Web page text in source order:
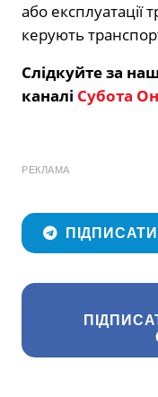
або експлуатації
керують
Слідкуйте за
каналі Субота
РЕКЛАМА